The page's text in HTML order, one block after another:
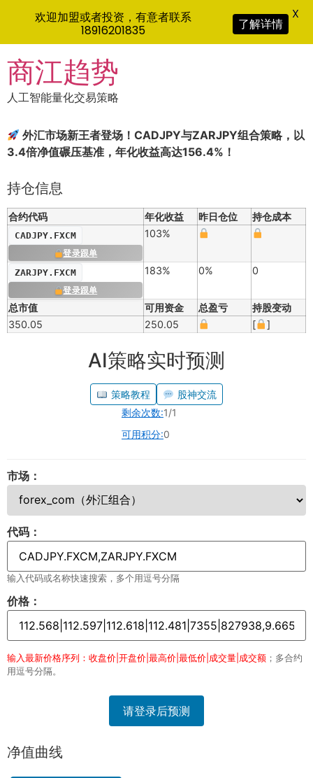
to
content
商江趋势
人工智能量化交易策略
外汇市场新王者登场！CADJPY与ZARJPY组合策略，以
3.4倍净值碾压基准，年化收益高达156.4%！
持仓信息
合约代码 年化收益 昨日仓位 持仓成本
CADJPY.FXCM
登录跟单
103%
ZARJPY.FXCM
登录跟单
183% 0% 0
总市值 可用资金 总盈亏
持股变动
350.05
250.05 [ ]
AI策略实时预测
策略教程
股神交流
剩余次数:1/1
可用积分:0
市场：
代码：
输入代码或名称快速搜索，多个用逗号分隔
价格：
输入最新价格序列：收盘价|开盘价|最高价|最低价|成交量|成交额 ；多合约
用逗号分隔。
请登录后预测
净值曲线
欢迎加盟或者投资，有意者联系
18916201835
了解详情
X